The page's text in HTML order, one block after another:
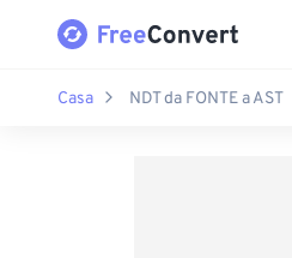
Casa NDT da FONTE a AST